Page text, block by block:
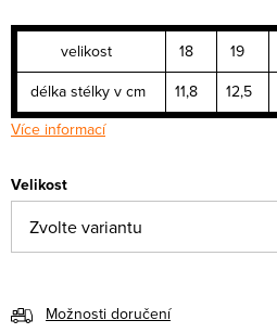
velikost 18 19
délka stélky v cm
11,8 12,5
Více informací
Velikost
Možnosti doručení